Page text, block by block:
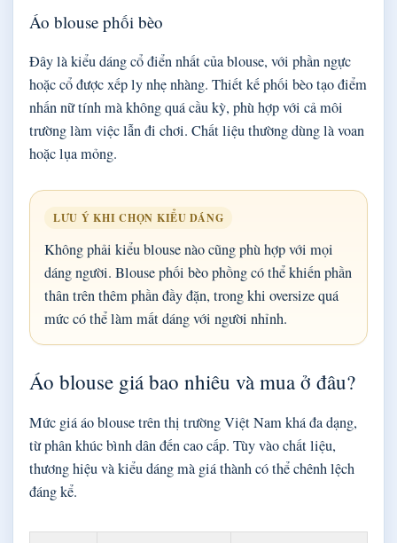
Áo blouse phối bèo
Đây là kiểu dáng cổ điển nhất của blouse, với phần ngực
hoặc cổ được xếp ly nhẹ nhàng. Thiết kế phối bèo tạo điểm
nhấn nữ tính mà không quá cầu kỳ, phù hợp với cả môi
trường làm việc lẫn đi chơi. Chất liệu thường dùng là voan
hoặc lụa mỏng.
LƯU Ý KHI CHỌN KIỂU DÁNG
Không phải kiểu blouse nào cũng phù hợp với mọi
dáng người. Blouse phối bèo phồng có thể khiến phần
thân trên thêm phần đầy đặn, trong khi oversize quá
mức có thể làm mất dáng với người nhỉnh.
Áo blouse giá bao nhiêu và mua ở đâu?
Mức giá áo blouse trên thị trường Việt Nam khá đa dạng,
từ phân khúc bình dân đến cao cấp. Tùy vào chất liệu,
thương hiệu và kiểu dáng mà giá thành có thể chênh lệch
đáng kể.